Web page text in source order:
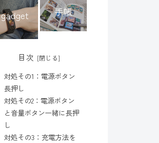
gadget 手帳
目次
対処その1：電源ボタン
長押し
対処その2：電源ボタン
と音量ボタン一緒に長押
し
対処その3：充電方法を